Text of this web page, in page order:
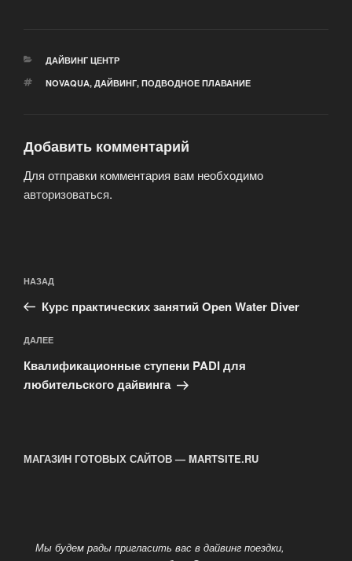
РУБРИКИ
ДАЙВИНГ ЦЕНТР
МЕТКИ
NOVAQUA, ДАЙВИНГ, ПОДВОДНОЕ ПЛАВАНИЕ
Добавить комментарий
Для отправки комментария вам необходимо
авторизоваться.
по
записям
Предыдущая
запись:
НАЗАД
Курс практических занятий Open Water Diver
Следующая
запись
ДАЛЕЕ
Квалификационные ступени PADI для
любительского дайвинга
МАГАЗИН ГОТОВЫХ САЙТОВ — MARTSITE.RU
Мы будем рады пригласить вас в дайвинг поездки,